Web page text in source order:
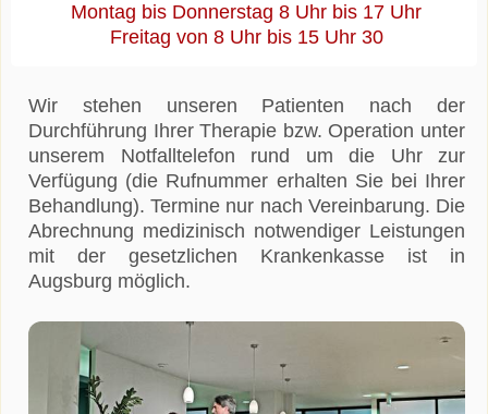
Montag bis Donnerstag 8 Uhr bis 17 Uhr
Freitag von 8 Uhr bis 15 Uhr 30
Wir stehen unseren Patienten nach der
Durchführung Ihrer Therapie bzw. Operation unter
unserem Notfalltelefon rund um die Uhr zur
Verfügung (die Rufnummer erhalten Sie bei Ihrer
Behandlung). Termine nur nach Vereinbarung. Die
Abrechnung medizinisch notwendiger Leistungen
mit der gesetzlichen Krankenkasse ist in
Augsburg möglich.